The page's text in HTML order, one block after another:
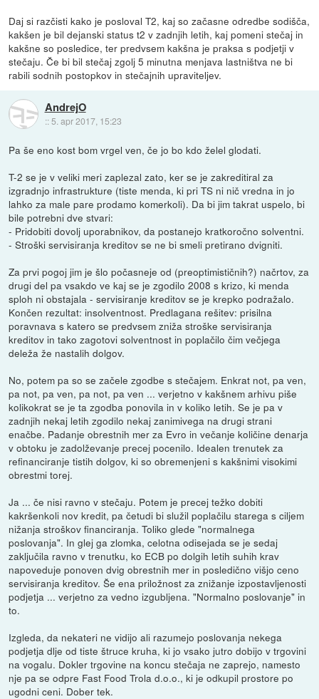
Daj si razčisti kako je posloval T2, kaj so začasne odredbe sodišča,
kakšen je bil dejanski status t2 v zadnjih letih, kaj pomeni stečaj in
kakšne so posledice, ter predvsem kakšna je praksa s podjetji v
stečaju. Če bi bil stečaj zgolj 5 minutna menjava lastništva ne bi
rabili sodnih postopkov in stečajnih upraviteljev.
AndrejO
:: 5. apr 2017, 15:23
Pa še eno kost bom vrgel ven, če jo bo kdo želel glodati.
T-2 se je v veliki meri zaplezal zato, ker se je zakreditiral za
izgradnjo infrastrukture (tiste menda, ki pri TS ni nič vredna in jo
lahko za male pare prodamo komerkoli). Da bi jim takrat uspelo, bi
bile potrebni dve stvari:
- Pridobiti dovolj uporabnikov, da postanejo kratkoročno solventni.
- Stroški servisiranja kreditov se ne bi smeli pretirano dvigniti.
Za prvi pogoj jim je šlo počasneje od (preoptimističnih?) načrtov, za
drugi del pa vsakdo ve kaj se je zgodilo 2008 s krizo, ki menda
sploh ni obstajala - servisiranje kreditov se je krepko podražalo.
Končen rezultat: insolventnost. Predlagana rešitev: prisilna
poravnava s katero se predvsem zniža stroške servisiranja
kreditov in tako zagotovi solventnost in poplačilo čim večjega
deleža že nastalih dolgov.
No, potem pa so se začele zgodbe s stečajem. Enkrat not, pa ven,
pa not, pa ven, pa not, pa ven ... verjetno v kakšnem arhivu piše
kolikokrat se je ta zgodba ponovila in v koliko letih. Se je pa v
zadnjih nekaj letih zgodilo nekaj zanimivega na drugi strani
enačbe. Padanje obrestnih mer za Evro in večanje količine denarja
v obtoku je zadolževanje precej pocenilo. Idealen trenutek za
refinanciranje tistih dolgov, ki so obremenjeni s kakšnimi visokimi
obrestmi torej.
Ja ... če nisi ravno v stečaju. Potem je precej težko dobiti
kakršenkoli nov kredit, pa četudi bi služil poplačilu starega s ciljem
nižanja stroškov financiranja. Toliko glede "normalnega
poslovanja". In glej ga zlomka, celotna odisejada se je sedaj
zaključila ravno v trenutku, ko ECB po dolgih letih suhih krav
napoveduje ponoven dvig obrestnih mer in posledično višjo ceno
servisiranja kreditov. Še ena priložnost za znižanje izpostavljenosti
podjetja ... verjetno za vedno izgubljena. "Normalno poslovanje" in
to.
Izgleda, da nekateri ne vidijo ali razumejo poslovanja nekega
podjetja dlje od tiste štruce kruha, ki jo vsako jutro dobijo v trgovini
na vogalu. Dokler trgovine na koncu stečaja ne zaprejo, namesto
nje pa se odpre Fast Food Trola d.o.o., ki je odkupil prostore po
ugodni ceni. Dober tek.